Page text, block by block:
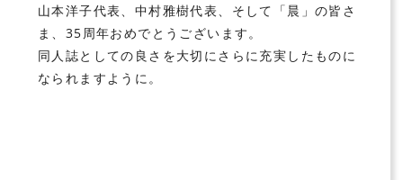
山本洋子代表、中村雅樹代表、そして「晨」の皆さ
ま、35周年おめでとうございます。
同人誌としての良さを大切にさらに充実したものに
なられますように。